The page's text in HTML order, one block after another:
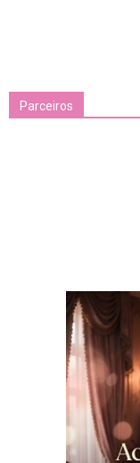
Parceiros